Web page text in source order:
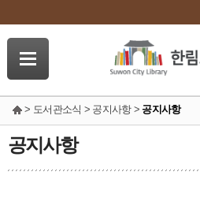
> 도서관소식 > 공지사항 > 공지사항
공지사항